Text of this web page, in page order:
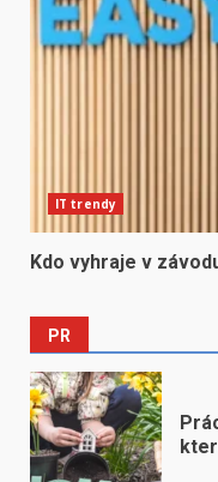
IT trendy
Kdo vyhraje v
PR